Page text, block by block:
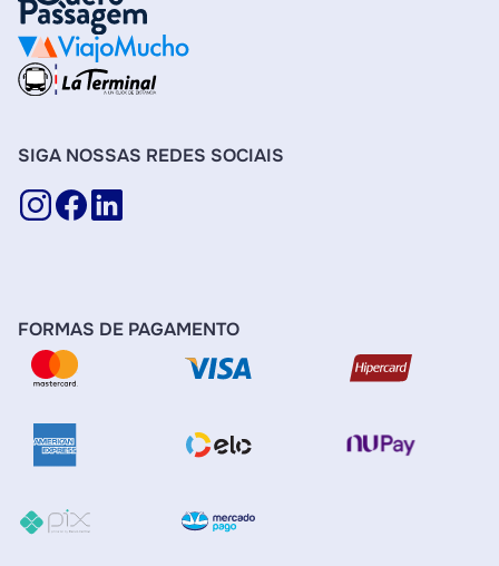
SIGA NOSSAS REDES SOCIAIS
FORMAS DE PAGAMENTO